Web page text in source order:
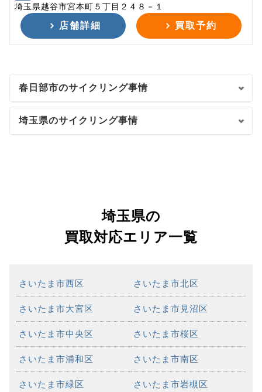
埼玉県越谷市宮本町５丁目２４８－１
店舗詳細 買取予約
春日部市のサイクリング事情
埼玉県のサイクリング事情
埼玉県の
買取対応エリア一覧
さいたま市西区 さいたま市北区
さいたま市大宮区 さいたま市見沼区
さいたま市中央区 さいたま市桜区
さいたま市浦和区 さいたま市南区
さいたま市緑区 さいたま市岩槻区